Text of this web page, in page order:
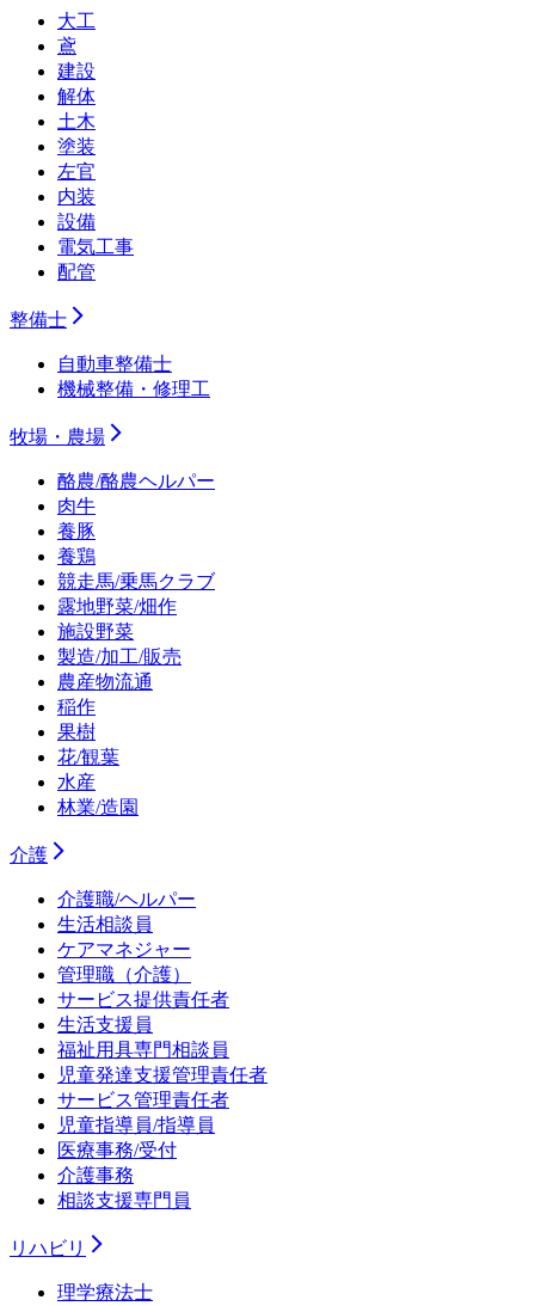
大工
鳶
建設
解体
土木
塗装
左官
内装
設備
電気工事
配管
整備士
自動車整備士
機械整備・修理工
牧場・農場
酪農/酪農ヘルパー
肉牛
養豚
養鶏
競走馬/乗馬クラブ
露地野菜/畑作
施設野菜
製造/加工/販売
農産物流通
稲作
果樹
花/観葉
水産
林業/造園
介護
介護職/ヘルパー
生活相談員
ケアマネジャー
管理職（介護）
サービス提供責任者
生活支援員
福祉用具専門相談員
児童発達支援管理責任者
サービス管理責任者
児童指導員/指導員
医療事務/受付
介護事務
相談支援専門員
リハビリ
理学療法士